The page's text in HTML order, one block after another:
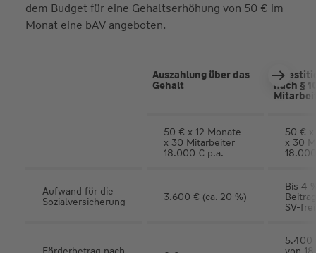
dem Budget für eine Gehaltserhöhung von 50 € im
Monat eine bAV angeboten.
Auszahlung über das
Gehalt
nach §
50 € x 12 Monate
x 30 Mitarbeiter =
18.000 € p.a.
50 € x
x 30
Aufwand für die
Sozialversicherung
3.600 € (ca. 20 %)
Bis 4
SV-frei
5.400